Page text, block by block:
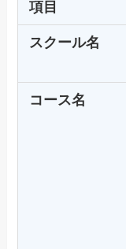
項目
スクール名
コース名